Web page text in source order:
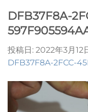
DFB37F8A-
投稿日: 2022年3月12
DFB37F8A-2FCC-